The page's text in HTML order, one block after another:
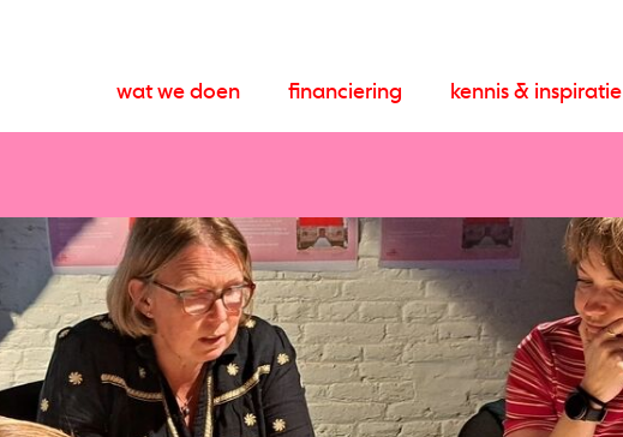
wat we doen financiering kennis & inspiratie